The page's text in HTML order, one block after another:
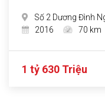
Số 2 Dương Đình
2016
70 km
1 tỷ 630 Triệu